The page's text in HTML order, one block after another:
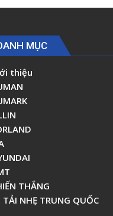
MỤC
thiệu
THẮNG
TẢI NHẸ TRUNG QUỐC